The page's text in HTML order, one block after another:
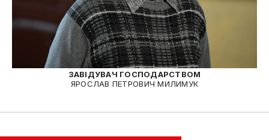
ЗАВІДУВАЧ ГОСПОДАРСТВОМ
ЯРОСЛАВ ПЕТРОВИЧ МИЛИМУК